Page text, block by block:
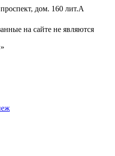
дом. 160 лит.А
на сайте не являются